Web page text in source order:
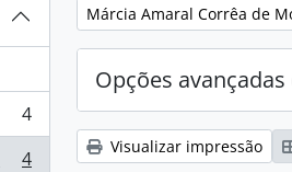
4
4
Remover filtro:
Márcia Amaral Corrêa de
Opções
Visualizar impressão